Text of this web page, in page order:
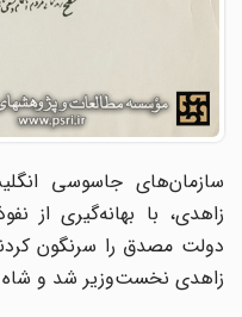
سازمان‌های جاسوسی
دولت مصدق را سرنگون
زاهدی نخست‌وزیر شد و شاه